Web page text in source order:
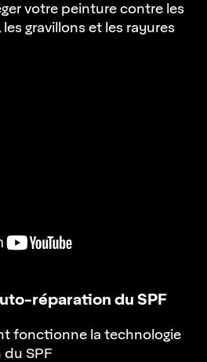
votre peinture contre les
gravillons et les rayures
réparation du SPF
fonctionne la technologie
SPF